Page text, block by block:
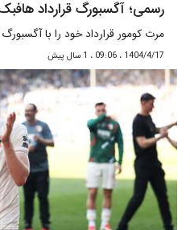
رسمی؛ آگسبورگ قرارداد
مرت کومور قرارداد خود را با
1404/4/17 ، 09:06 ، 1 سال پیش